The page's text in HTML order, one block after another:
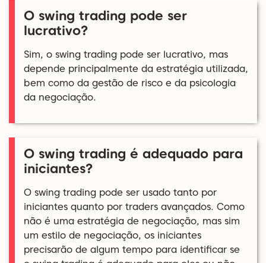
O swing trading pode ser
lucrativo?
Sim, o swing trading pode ser lucrativo, mas
depende principalmente da estratégia utilizada,
bem como da gestão de risco e da psicologia
da negociação.
O swing trading é adequado para
iniciantes?
O swing trading pode ser usado tanto por
iniciantes quanto por traders avançados. Como
não é uma estratégia de negociação, mas sim
um estilo de negociação, os iniciantes
precisarão de algum tempo para identificar se